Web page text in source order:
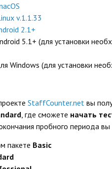
v.1.1.33
2.1+
5.1+(для установки
Windows(для установки
StaffCounter.netвы
, где сможете начать
пробного периода
пакете Basic